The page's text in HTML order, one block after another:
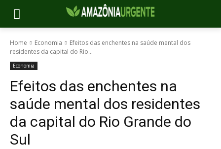
Home Economia
Efeitos das enchentes na saúde mental dos
residentes da capital do Rio...
Economia
Efeitos das enchentes na
saúde mental dos residentes
da capital do Rio Grande do
Sul